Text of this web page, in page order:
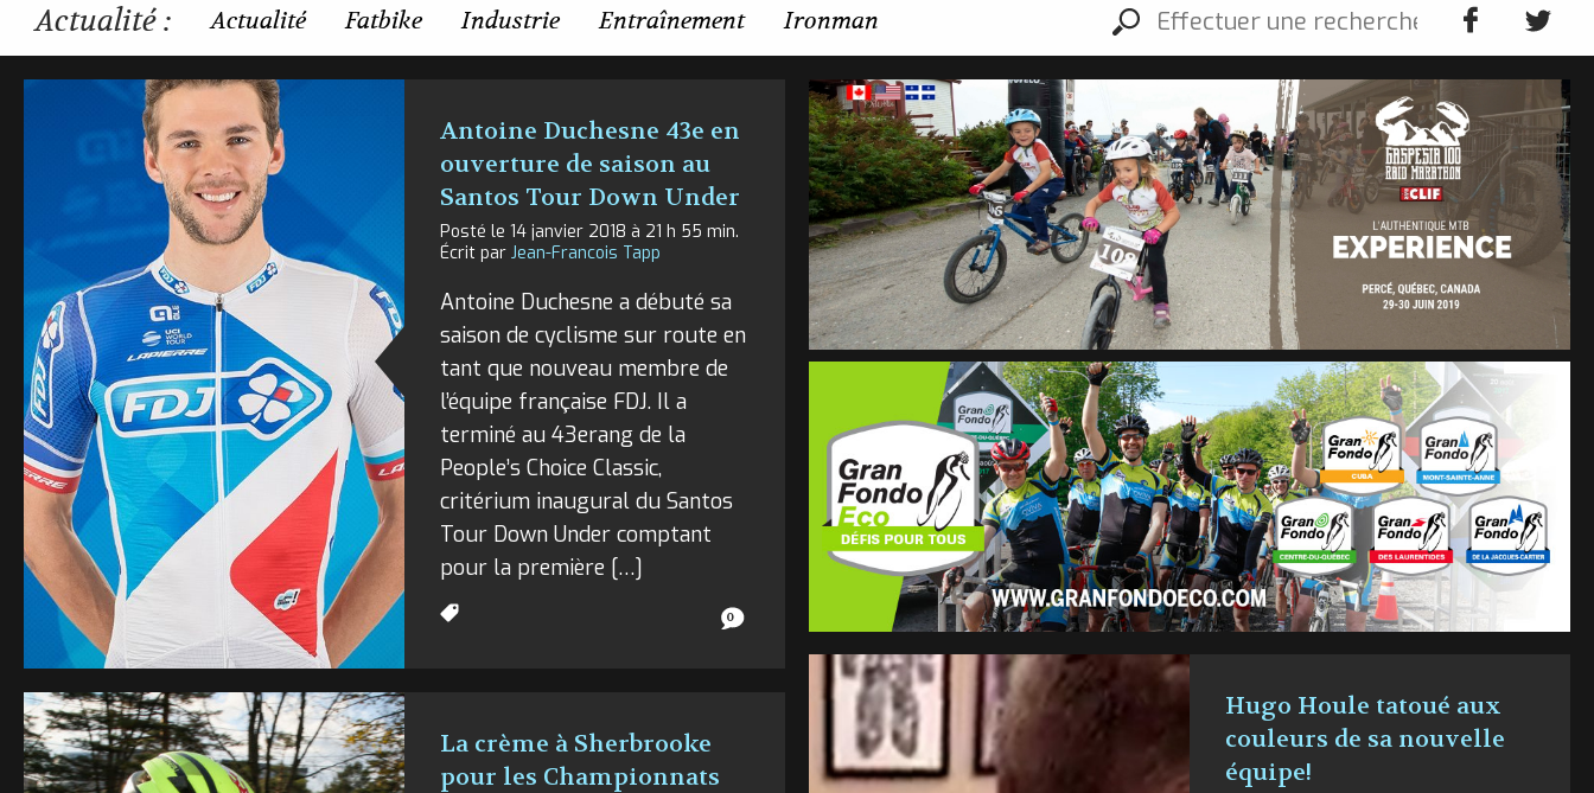
Actualité : Actualité Fatbike Industrie Entraînement Ironman
Antoine Duchesne 43e en
ouverture de saison au
Santos Tour Down Under
Posté le 14 janvier 2018 à 21 h 55 min.
Écrit par Jean-Francois Tapp
Antoine Duchesne a débuté sa
saison de cyclisme sur route en
tant que nouveau membre de
l’équipe française FDJ. Il a
terminé au 43erang de la
People’s Choice Classic,
critérium inaugural du Santos
Tour Down Under comptant
pour la première […]
0
Hugo Houle tatoué aux
couleurs de sa nouvelle
équipe!
La crème à Sherbrooke
pour les Championnats